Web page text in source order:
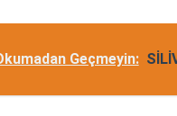
Geçmeyin: